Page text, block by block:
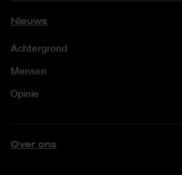
Nieuws
Achtergrond
Mensen
Opinie
Over ons